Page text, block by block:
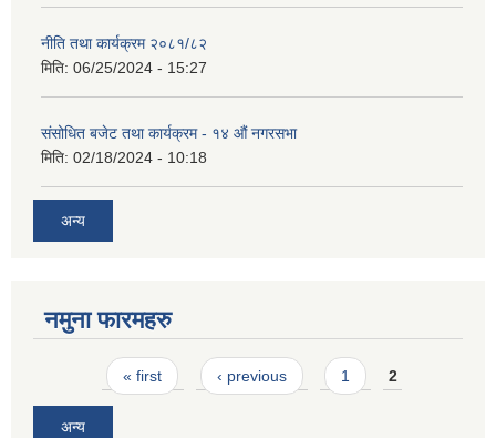
नीति तथा कार्यक्रम २०८१/८२
मिति: 06/25/2024 - 15:27
संसोधित बजेट तथा कार्यक्रम - १४ औं नगरसभा
मिति: 02/18/2024 - 10:18
अन्य
नमुना फारमहरु
Pages« first ‹ previous 1 2
अन्य